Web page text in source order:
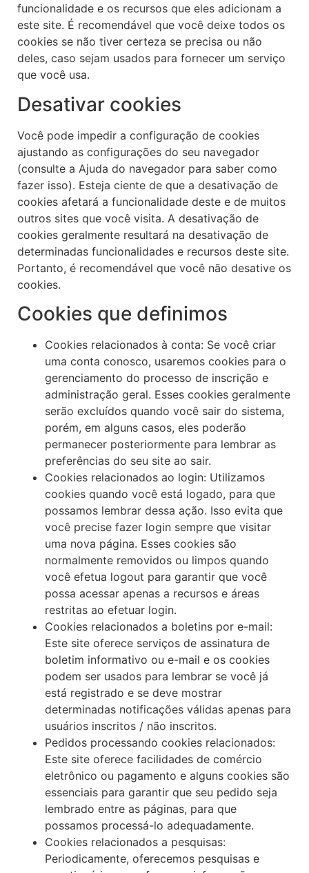
funcionalidade e os recursos que eles adicionam a
este site. É recomendável que você deixe todos os
cookies se não tiver certeza se precisa ou não
deles, caso sejam usados ​​para fornecer um serviço
que você usa.
Desativar cookies
Você pode impedir a configuração de cookies
ajustando as configurações do seu navegador
(consulte a Ajuda do navegador para saber como
fazer isso). Esteja ciente de que a desativação de
cookies afetará a funcionalidade deste e de muitos
outros sites que você visita. A desativação de
cookies geralmente resultará na desativação de
determinadas funcionalidades e recursos deste site.
Portanto, é recomendável que você não desative os
cookies.
Cookies que definimos
Cookies relacionados à conta: Se você criar
uma conta conosco, usaremos cookies para o
gerenciamento do processo de inscrição e
administração geral. Esses cookies geralmente
serão excluídos quando você sair do sistema,
porém, em alguns casos, eles poderão
permanecer posteriormente para lembrar as
preferências do seu site ao sair.
Cookies relacionados ao login: Utilizamos
cookies quando você está logado, para que
possamos lembrar dessa ação. Isso evita que
você precise fazer login sempre que visitar
uma nova página. Esses cookies são
normalmente removidos ou limpos quando
você efetua logout para garantir que você
possa acessar apenas a recursos e áreas
restritas ao efetuar login.
Cookies relacionados a boletins por e-mail:
Este site oferece serviços de assinatura de
boletim informativo ou e-mail e os cookies
podem ser usados ​​para lembrar se você já
está registrado e se deve mostrar
determinadas notificações válidas apenas para
usuários inscritos / não inscritos.
Pedidos processando cookies relacionados:
Este site oferece facilidades de comércio
eletrônico ou pagamento e alguns cookies são
essenciais para garantir que seu pedido seja
lembrado entre as páginas, para que
possamos processá-lo adequadamente.
Cookies relacionados a pesquisas:
Periodicamente, oferecemos pesquisas e